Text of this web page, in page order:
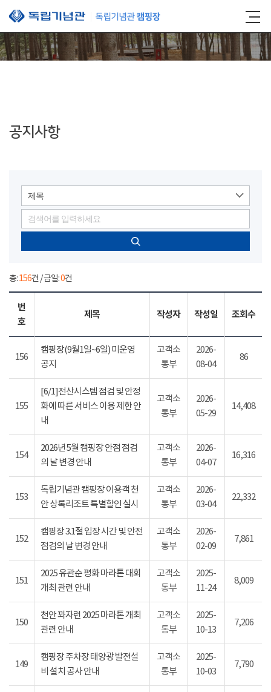
본문 바로가기
공지사항
제목
총:156건 / 금일:0건
번
호
제목 작성자 작성일 조회수
156
캠핑장(9월1일~6일) 미운영
공지
고객소
통부
2026-
08-04
86
155
[6/1]전산시스템 점검 및 안정
화에 따른 서비스 이용 제한 안
내
고객소
통부
2026-
05-29
14,408
154
2026년 5월 캠핑장 안점 점검
의 날 변경 안내
고객소
통부
2026-
04-07
16,316
153
독립기념관 캠핑장 이용객 천
안 상록리조트 특별할인 실시
고객소
통부
2026-
03-04
22,332
152
캠핑장 3.1절 입장 시간 및 안전
점검의 날 변경 안내
고객소
통부
2026-
02-09
7,861
151
2025 유관순 평화 마라톤 대회
개최 관련 안내
고객소
통부
2025-
11-24
8,009
150
천안 꽈자런 2025 마라톤 개최
관련 안내
고객소
통부
2025-
10-13
7,206
149
캠핑장 주차장 태양광 발전설
비 설치 공사 안내
고객소
통부
2025-
10-03
7,790